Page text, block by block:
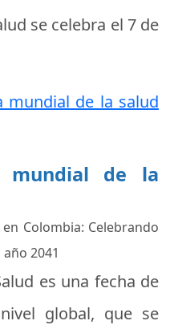
se celebra el 7 de
mundial de la salud
de la
Colombia: Celebrando
2041
es una fecha de
global, que se